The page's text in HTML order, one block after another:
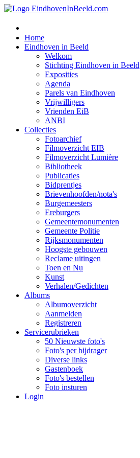
Home
Eindhoven in Beeld
Welkom
Stichting Eindhoven in Beeld
Exposities
Agenda
Parels van Eindhoven
Vrijwilligers
Vrienden EiB
ANBI
Collecties
Fotoarchief
Filmoverzicht EIB
Filmoverzicht Lumière
Bibliotheek
Publicaties
Bidprentjes
Brievenhoofden/nota's
Burgemeesters
Ereburgers
Gemeentemonumenten
Gemeente Politie
Rijksmonumenten
Hoogste gebouwen
Reclame uitingen
Toen en Nu
Kunst
Verhalen/Gedichten
Albums
Albumoverzicht
Aanmelden
Registreren
Servicerubrieken
50 Nieuwste foto's
Foto's per bijdrager
Diverse links
Gastenboek
Foto's bestellen
Foto insturen
Login